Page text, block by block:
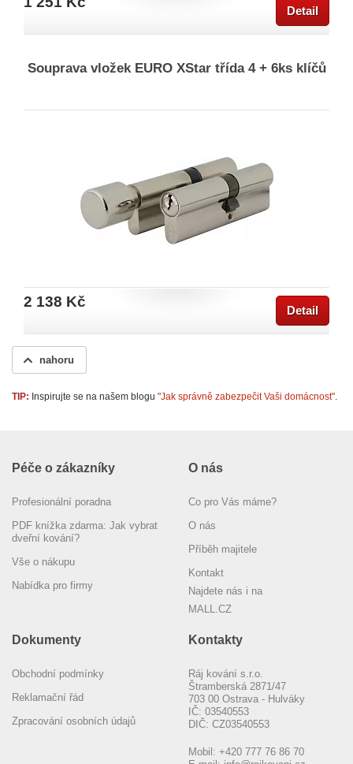
Detail
Souprava vložek EURO XStar třída 4 + 6ks klíčů
2 138 Kč
Detail
nahoru
TIP: Inspirujte se na našem blogu "Jak správně zabezpečit Vaši domácnost".
Péče o zákazníky
Profesionální poradna
PDF knížka zdarma: Jak vybrat
dveřní kování?
Vše o nákupu
Nabídka pro firmy
O nás
Co pro Vás máme?
O nás
Příběh majitele
Kontakt
Najdete nás i na
MALL.CZ
Dokumenty
Obchodní podmínky
Reklamační řád
Zpracování osobních údajů
Kontakty
Ráj kování s.r.o.
Štramberská 2871/47
703 00 Ostrava - Hulváky
IČ: 03540553
DIČ: CZ03540553
Mobil: +420 777 76 86 70